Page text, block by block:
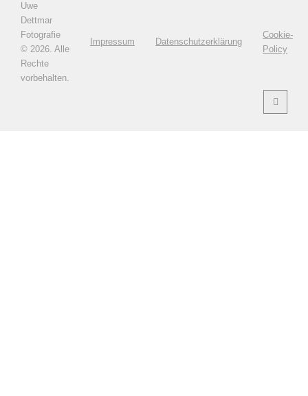
Uwe
Dettmar
Fotografie
© 2026. Alle
Rechte
vorbehalten.
Impressum Datenschutzerklärung
Cookie-
Policy